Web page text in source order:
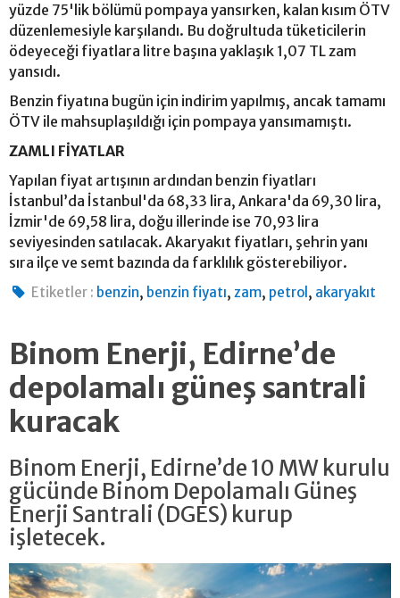
yüzde 75'lik bölümü pompaya yansırken, kalan kısım ÖTV
düzenlemesiyle karşılandı. Bu doğrultuda tüketicilerin
ödeyeceği fiyatlara litre başına yaklaşık 1,07 TL zam
yansıdı.
Benzin fiyatına bugün için indirim yapılmış, ancak tamamı
ÖTV ile mahsuplaşıldığı için pompaya yansımamıştı.
ZAMLI FİYATLAR
Yapılan fiyat artışının ardından benzin fiyatları
İstanbul’da İstanbul'da 68,33 lira, Ankara'da 69,30 lira,
İzmir'de 69,58 lira, doğu illerinde ise 70,93 lira
seviyesinden satılacak. Akaryakıt fiyatları, şehrin yanı
sıra ilçe ve semt bazında da farklılık gösterebiliyor.
Etiketler : benzin, benzin fiyatı,zam, petrol , akaryakıt
Binom Enerji, Edirne’de
depolamalı güneş santrali
kuracak
Binom Enerji, Edirne’de 10 MW kurulu
gücünde Binom Depolamalı Güneş
Enerji Santrali (DGES) kurup
işletecek.